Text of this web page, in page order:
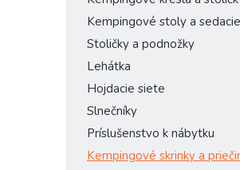
Kempingové stoly a
Stoličky a podnožky
Lehátka
Hojdacie siete
Slnečníky
Príslušenstvo k nábytku
Kempingové skrinky a